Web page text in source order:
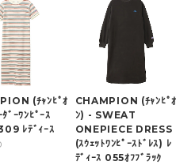
(ﾁｬﾝﾋﾟｵ
ﾞｰﾜﾝﾋﾟｰｽ
ﾚﾃﾞｨｰｽ
CHAMPION (ﾁｬﾝﾋﾟｵ
ﾝ) - SWEAT
ONEPIECE DRESS
(ｽｳｪｯﾄﾜﾝﾋﾟｰｽﾄﾞﾚｽ) ﾚ
ﾃﾞｨｰｽ 055ｵﾌﾌﾞﾗｯｸ